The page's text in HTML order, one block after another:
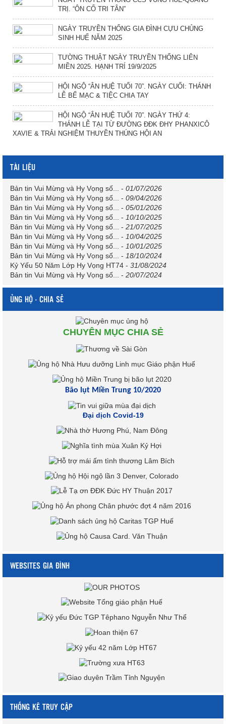
TRỊ. “ÔN CỐ TRI TÂN”
NGÀY TRUYỀN THỐNG GIA ĐÌNH CỰU CHỦNG
SINH HUẾ NĂM 2025
TƯỜNG THUẬT NGÀY TRUYỀN THỐNG LIÊN
MIỀN 2025. HẠNH TRÍ 19/9/2025
HỘI NGỘ “ÂN HUỆ TUỔI 70”. NGÀY CUỐI: THÁNH
LỄ BẾ MẠC & TIỆC CHIA TAY
HỘI NGỘ “ÂN HUỆ TUỔI 70”. NGÀY THỨ 4:
THÁNH LỄ TẠI TỪ ĐƯỜNG ĐĐK ĐHY PHANXICÔ
XAVIE & TRẢI NGHIỆM THUYỀN THÚNG HỘI AN
TÀI LIỆU
Bản tin Vui Mừng và Hy Vọng số... - 01/07/2026
Bản tin Vui Mừng và Hy Vọng số... - 09/04/2026
Bản tin Vui Mừng và Hy Vọng số... - 05/01/2026
Bản tin Vui Mừng và Hy Vọng số... - 10/10/2025
Bản tin Vui Mừng và Hy Vọng số... - 21/07/2025
Bản tin Vui Mừng và Hy Vọng số... - 10/04/2025
Bản tin Vui Mừng và Hy Vọng số... - 10/01/2025
Bản tin Vui Mừng và Hy Vọng số... - 18/10/2024
Kỷ Yếu 50 Năm Lớp Hy Vọng HT74 - 31/08/2024
Bản tin Vui Mừng và Hy Vọng số... - 20/07/2024
ỦNG HỘ - CHIA SẺ
CHUYÊN MỤC CHIA SẺ
Bão lụt Miền Trung 10/2020
Đại dịch Covid-19
WEBSITES GIA ĐÌNH
THỐNG KÊ TRUY CẬP